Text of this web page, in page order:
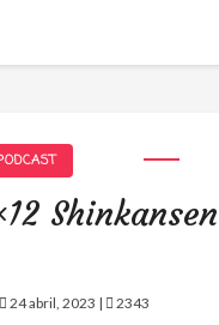
Shinkansen
24 abril, 2023 | 2343